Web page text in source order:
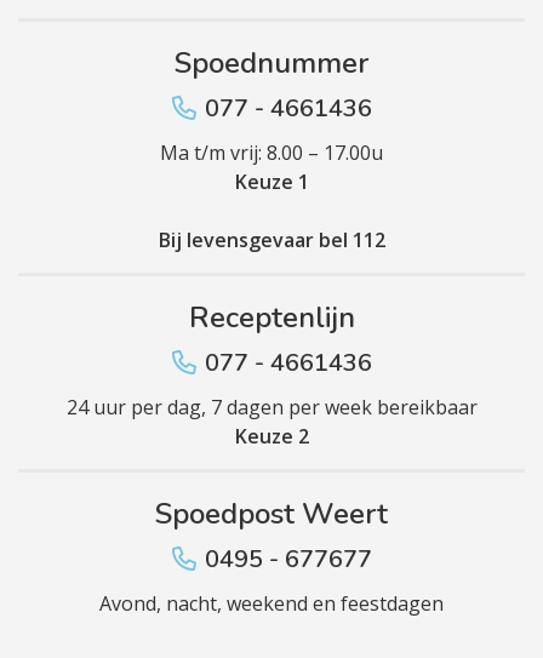
Spoednummer
077 - 4661436
Ma t/m vrij: 8.00 – 17.00u
Keuze 1
Bij levensgevaar bel 112
Receptenlijn
077 - 4661436
24 uur per dag, 7 dagen per week bereikbaar
Keuze 2
Spoedpost Weert
0495 - 677677
Avond, nacht, weekend en feestdagen